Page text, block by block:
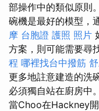
部操作中的類似原則。
碗機是最好的模型，
摩 台胞證 護照 照片
方案，則可能需要尋
程 哪裡找台中撥筋
更多地註意建造的洗
必須獨自站在廚房中
當Choo在Hackney